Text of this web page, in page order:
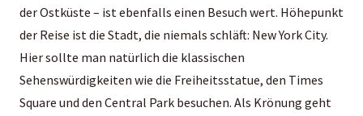
der Ostküste – ist ebenfalls einen Besuch wert. Höhepunkt
der Reise ist die Stadt, die niemals schläft: New York City.
Hier sollte man natürlich die klassischen
Sehenswürdigkeiten wie die Freiheitsstatue, den Times
Square und den Central Park besuchen. Als Krönung geht